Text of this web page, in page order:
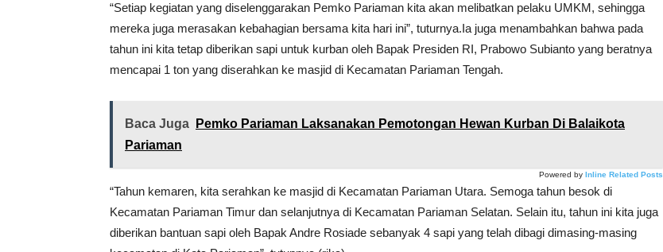
“Setiap kegiatan yang diselenggarakan Pemko Pariaman kita akan melibatkan pelaku UMKM, sehingga
mereka juga merasakan kebahagian bersama kita hari ini”, tuturnya.Ia juga menambahkan bahwa pada
tahun ini kita tetap diberikan sapi untuk kurban oleh Bapak Presiden RI, Prabowo Subianto yang beratnya
mencapai 1 ton yang diserahkan ke masjid di Kecamatan Pariaman Tengah.
Baca Juga
Pemko Pariaman Laksanakan Pemotongan Hewan Kurban Di Balaikota
Pariaman
Powered by Inline Related Posts
“Tahun kemaren, kita serahkan ke masjid di Kecamatan Pariaman Utara. Semoga tahun besok di
Kecamatan Pariaman Timur dan selanjutnya di Kecamatan Pariaman Selatan. Selain itu, tahun ini kita juga
diberikan bantuan sapi oleh Bapak Andre Rosiade sebanyak 4 sapi yang telah dibagi dimasing-masing